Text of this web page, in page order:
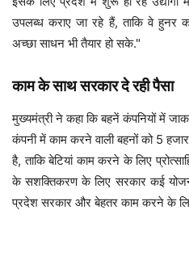
उपलब्ध कराए जा रहे हैं, ताकि वे हुनर
अच्छा साधन भी तैयार हो सके."
काम के साथ सरकार दे रही पैसा
मुख्यमंत्री ने कहा कि बहनें कंपनियों में
कंपनी में काम करने वाली बहनों को 5
है, ताकि बेटियां काम करने के लिए
के सशक्तिकरण के लिए सरकार कई
प्रदेश सरकार और बेहतर काम करने के